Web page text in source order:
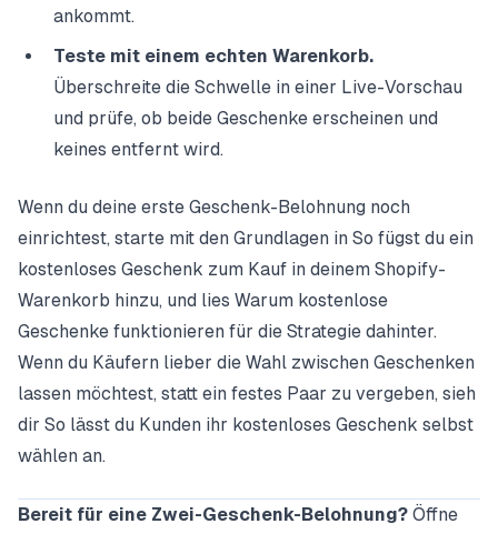
ankommt.
Teste mit einem echten Warenkorb.
Überschreite die Schwelle in einer Live-Vorschau
und prüfe, ob beide Geschenke erscheinen und
keines entfernt wird.
Wenn du deine erste Geschenk-Belohnung noch
einrichtest, starte mit den Grundlagen in So fügst du ein
kostenloses Geschenk zum Kauf in deinem Shopify-
Warenkorb hinzu, und lies Warum kostenlose
Geschenke funktionieren für die Strategie dahinter.
Wenn du Käufern lieber die Wahl zwischen Geschenken
lassen möchtest, statt ein festes Paar zu vergeben, sieh
dir So lässt du Kunden ihr kostenloses Geschenk selbst
wählen an.
Bereit für eine Zwei-Geschenk-Belohnung? Öffne